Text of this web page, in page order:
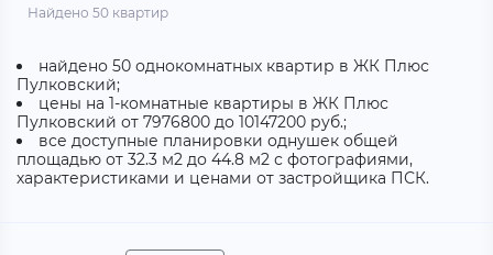
Найдено 50 квартир
найдено 50 однокомнатных квартир в ЖК Плюс
Пулковский;
цены на 1-комнатные квартиры в ЖК Плюс
Пулковский от 7976800 до 10147200 руб.;
все доступные планировки однушек общей
площадью от 32.3 м2 до 44.8 м2 с фотографиями,
характеристиками и ценами от застройщика ПСК.